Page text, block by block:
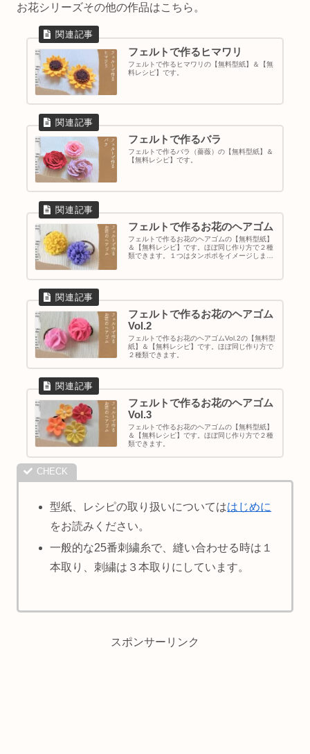
お花シリーズその他の作品はこちら。
フェルトで作るヒマワリ
フェルトで作るヒマワリの【無料型紙】＆【無
料レシピ】です。
フェルトで作るバラ
フェルトで作るバラ（薔薇）の【無料型紙】＆
【無料レシピ】です。
フェルトで作るお花のヘアゴム
フェルトで作るお花のヘアゴムの【無料型紙】
＆【無料レシピ】です。ほぼ同じ作り方で２種
類できます。１つはタンポポをイメージしまし
フェルトで作るお花のヘアゴム
Vol.2
フェルトで作るお花のヘアゴムVol.2の【無料型
紙】＆【無料レシピ】です。ほぼ同じ作り方で
２種類できます。
フェルトで作るお花のヘアゴム
Vol.3
フェルトで作るお花のヘアゴムの【無料型紙】
＆【無料レシピ】です。ほぼ同じ作り方で２種
類できます。
型紙、レシピの取り扱いについてははじめに
をお読みください。
一般的な25番刺繍糸で、縫い合わせる時は１
本取り、刺繍は３本取りにしています。
スポンサーリンク